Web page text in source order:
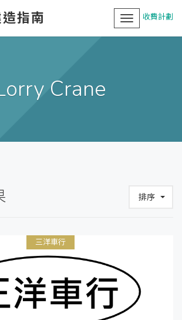
指南 收費計劃
Toggle
navigation
Crane
排序
三洋車行